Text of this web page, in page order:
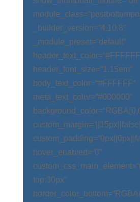
_builder_version=“4.10.8″
_module_preset=“default“
header_font_size=“1.15em“
body_text_color=“#FFFFFF“
meta_text_color=“#000000″
hover_enabled=“0″
top:30px“